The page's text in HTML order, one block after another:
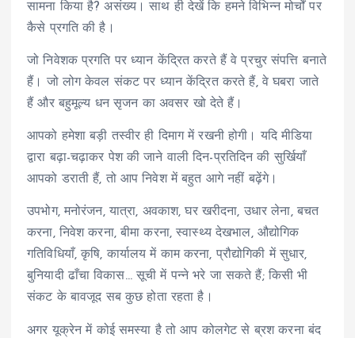
सामना किया है? असंख्य। साथ ही देखें कि हमने विभिन्न मोर्चों पर
कैसे प्रगति की है।
जो निवेशक प्रगति पर ध्यान केंद्रित करते हैं वे प्रचुर संपत्ति बनाते
हैं। जो लोग केवल संकट पर ध्यान केंद्रित करते हैं, वे घबरा जाते
हैं और बहुमूल्य धन सृजन का अवसर खो देते हैं।
आपको हमेशा बड़ी तस्वीर ही दिमाग में रखनी होगी। यदि मीडिया
द्वारा बढ़ा-चढ़ाकर पेश की जाने वाली दिन-प्रतिदिन की सुर्खियाँ
आपको डराती हैं, तो आप निवेश में बहुत आगे नहीं बढ़ेंगे।
उपभोग, मनोरंजन, यात्रा, अवकाश, घर खरीदना, उधार लेना, बचत
करना, निवेश करना, बीमा करना, स्वास्थ्य देखभाल, औद्योगिक
गतिविधियाँ, कृषि, कार्यालय में काम करना, प्रौद्योगिकी में सुधार,
बुनियादी ढाँचा विकास… सूची में पन्ने भरे जा सकते हैं; किसी भी
संकट के बावजूद सब कुछ होता रहता है।
अगर यूक्रेन में कोई समस्या है तो आप कोलगेट से ब्रश करना बंद